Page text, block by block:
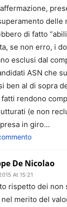
delle
di fatto
se non erro, i
esclusi dal
ASN che
ben al di sopra
rendono
(e non
in giro…
De Nicolao
At 15:21
rispetto dei non
merito del